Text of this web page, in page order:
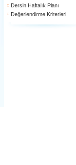
Dersin Haftalık Planı
Değerlendirme Kriterleri